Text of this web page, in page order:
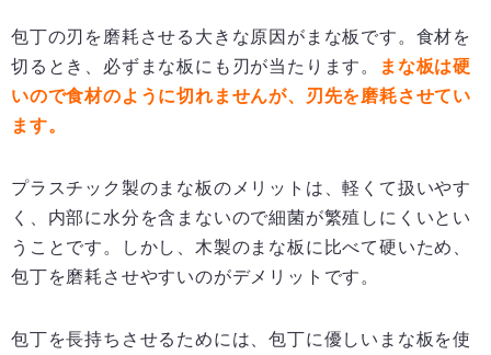
包丁の刃を磨耗させる大きな原因がまな板です。食材を
切るとき、必ずまな板にも刃が当たります。
まな板は硬
いので食材のように切れませんが、刃先を磨耗させてい
ます。
プラスチック製のまな板のメリットは、軽くて扱いやす
く、内部に水分を含まないので細菌が繁殖しにくいとい
うことです。しかし、木製のまな板に比べて硬いため、
包丁を磨耗させやすいのがデメリットです。
包丁を長持ちさせるためには、包丁に優しいまな板を使